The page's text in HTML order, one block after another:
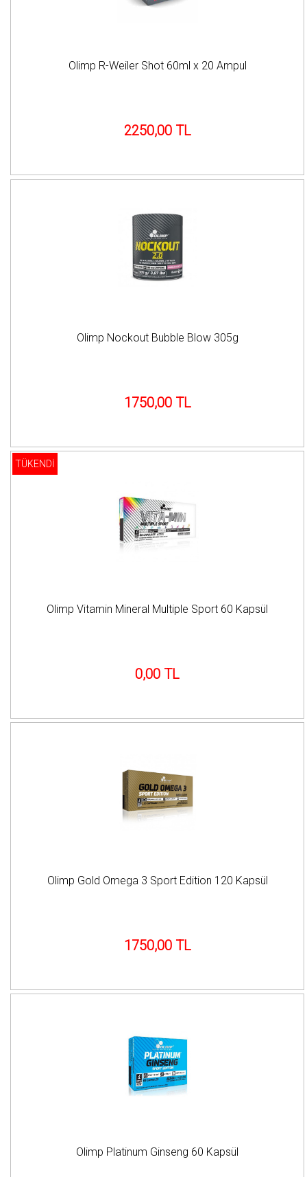
Olimp R-Weiler Shot 60ml x 20 Ampul
2250,00 TL
Olimp Nockout Bubble Blow 305g
1750,00 TL
TÜKENDİ
Olimp Vitamin Mineral Multiple Sport 60 Kapsül
0,00 TL
Olimp Gold Omega 3 Sport Edition 120 Kapsül
1750,00 TL
Olimp Platinum Ginseng 60 Kapsül